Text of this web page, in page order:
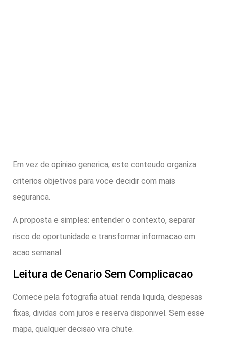
Em vez de opiniao generica, este conteudo organiza
criterios objetivos para voce decidir com mais
seguranca.
A proposta e simples: entender o contexto, separar
risco de oportunidade e transformar informacao em
acao semanal.
Leitura de Cenario Sem Complicacao
Comece pela fotografia atual: renda liquida, despesas
fixas, dividas com juros e reserva disponivel. Sem esse
mapa, qualquer decisao vira chute.